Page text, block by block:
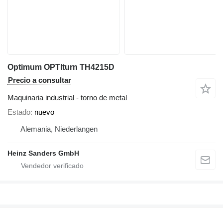
Optimum OPTIturn TH4215D
Precio a consultar
Maquinaria industrial - torno de metal
Estado nuevo
Alemania, Niederlangen
Heinz Sanders GmbH